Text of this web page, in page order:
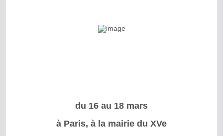
du 16 au 18 mars
à Paris, à la mairie du XVe